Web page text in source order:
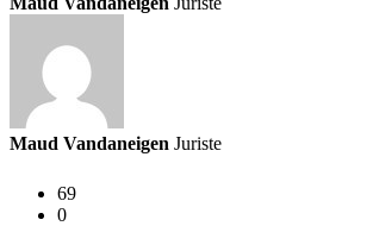
Maud Vandaneigen Juriste
69
0